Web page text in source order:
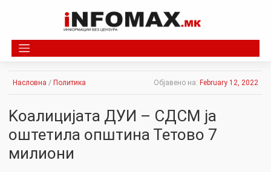
Насловна / Политика Објавено на: February 12, 2022
Kоалицијата ДУИ – СДСМ ја
оштетила општина Тетово 7
милиони